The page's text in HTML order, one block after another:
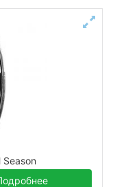
Season